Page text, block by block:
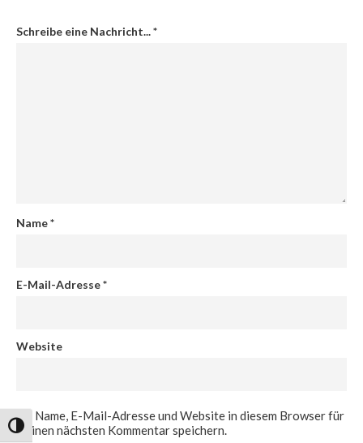
Umschalten auf hohe Kontraste
Schreibe eine Nachricht...*
Name*
E-Mail-Adresse*
Website
Name, E-Mail-Adresse und Website in diesem Browser für
meinen nächsten Kommentar speichern.